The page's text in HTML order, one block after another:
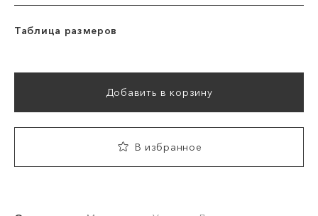
Таблица размеров
Добавить в корзину
В избранное